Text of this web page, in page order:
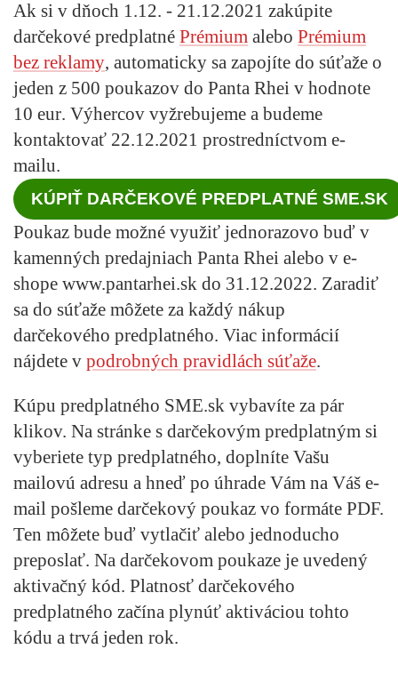
Ak si v dňoch 1.12. - 21.12.2021 zakúpite
darčekové predplatné Prémium alebo Prémium
bez reklamy, automaticky sa zapojíte do súťaže o
jeden z 500 poukazov do Panta Rhei v hodnote
10 eur. Výhercov vyžrebujeme a budeme
kontaktovať 22.12.2021 prostredníctvom e-
mailu.
KÚPIŤ DARČEKOVÉ PREDPLATNÉ SME.SK
Poukaz bude možné využiť jednorazovo buď v
kamenných predajniach Panta Rhei alebo v e-
shope www.pantarhei.sk do 31.12.2022. Zaradiť
sa do súťaže môžete za každý nákup
darčekového predplatného. Viac informácií
nájdete v podrobných pravidlách súťaže.
Kúpu predplatného SME.sk vybavíte za pár
klikov. Na stránke s darčekovým predplatným si
vyberiete typ predplatného, doplníte Vašu
mailovú adresu a hneď po úhrade Vám na Váš e-
mail pošleme darčekový poukaz vo formáte PDF.
Ten môžete buď vytlačiť alebo jednoducho
preposlať. Na darčekovom poukaze je uvedený
aktivačný kód. Platnosť darčekového
predplatného začína plynúť aktiváciou tohto
kódu a trvá jeden rok.